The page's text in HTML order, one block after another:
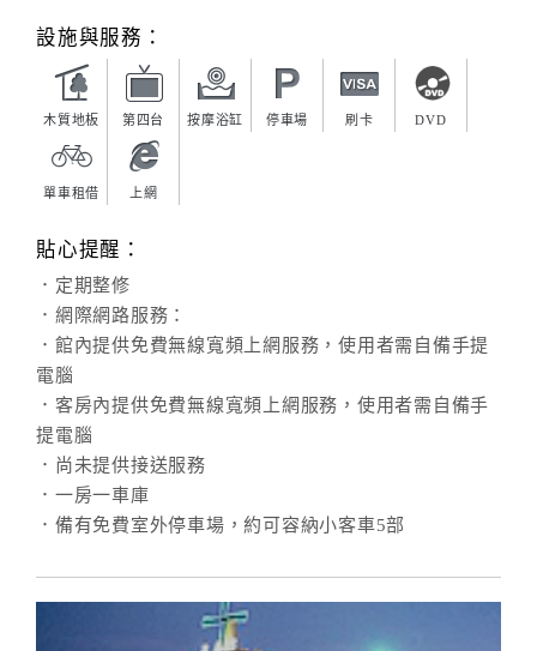
Line
客
利
查
詢
訂
房
Q&A
卡
設施與服務：
木質地板 第四台 按摩浴缸 停車場 刷卡 DVD
單車租借 上網
貼心提醒：
．定期整修
．網際網路服務：
．館內提供免費無線寬頻上網服務，使用者需自備手提
電腦
．客房內提供免費無線寬頻上網服務，使用者需自備手
提電腦
．尚未提供接送服務
．一房一車庫
．備有免費室外停車場，約可容納小客車5部